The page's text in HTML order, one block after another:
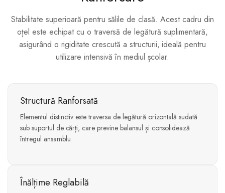
Stabilitate superioară pentru sălile de clasă. Acest cadru din
oțel este echipat cu o traversă de legătură suplimentară,
asigurând o rigiditate crescută a structurii, ideală pentru
utilizare intensivă în mediul școlar.
Structură Ranforsată
Elementul distinctiv este traversa de legătură orizontală sudată
sub suportul de cărți, care previne balansul și consolidează
întregul ansamblu.
Înălțime Reglabilă